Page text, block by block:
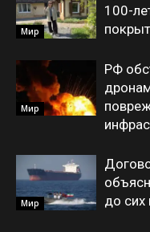
Мир
100-
Мир
РФ
Мир
до сих